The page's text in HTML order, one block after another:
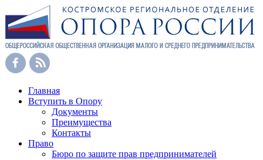
Главная
Вступить в Опору
Документы
Преимущества
Контакты
Право
Бюро по защите прав предпринимателей